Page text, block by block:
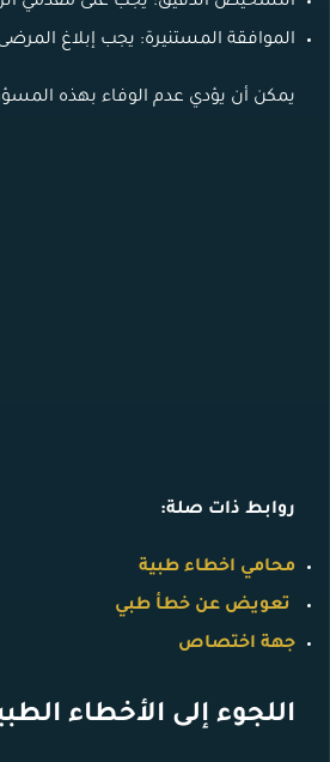
الموافقة المستنيرة: يجب إبلاغ
يمكن أن يؤدي عدم الوفاء بهذه
روابط ذات صلة:
محامي اخطاء طبية
تعويض عن خطأ طبي
جهة اختصاص
اللجوء إلى الأخطاء